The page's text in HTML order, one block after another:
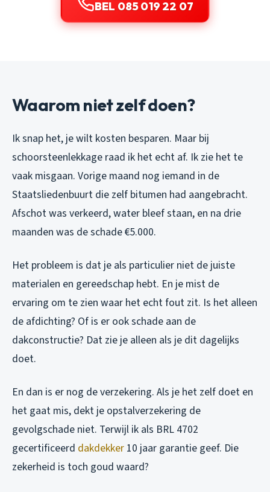
BEL 085 019 22 07
Waarom niet zelf doen?
Ik snap het, je wilt kosten besparen. Maar bij
schoorsteenlekkage raad ik het echt af. Ik zie het te
vaak misgaan. Vorige maand nog iemand in de
Staatsliedenbuurt die zelf bitumen had aangebracht.
Afschot was verkeerd, water bleef staan, en na drie
maanden was de schade €5.000.
Het probleem is dat je als particulier niet de juiste
materialen en gereedschap hebt. En je mist de
ervaring om te zien waar het echt fout zit. Is het alleen
de afdichting? Of is er ook schade aan de
dakconstructie? Dat zie je alleen als je dit dagelijks
doet.
En dan is er nog de verzekering. Als je het zelf doet en
het gaat mis, dekt je opstalverzekering de
gevolgschade niet. Terwijl ik als BRL 4702
gecertificeerd dakdekker 10 jaar garantie geef. Die
zekerheid is toch goud waard?